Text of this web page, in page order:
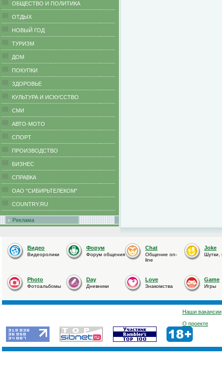
ОБЩЕСТВО И ПОЛИТИКА
ОТДЫХ
НОВЫЙ ГОД
ТУРИЗМ
ДОМ
ПОКУПКИ
ЗДОРОВЬЕ
КУЛЬТУРА И ИСКУССТВО
СМИ
АВТО-МОТО
СПОРТ
ПРОИЗВОДСТВО
БИЗНЕС
CПРАВКА
ОАО "СИБИРЬТЕЛЕКОМ"
COUNTRY.RU
Реклама
Видео
Видеоролики
Форум
Форум общения
Chat
Общение on-
line
Joke
Шутки,
Photo
Фотоальбомы
Day
Дневники
Love
Знакомства
Game
Игры
Наши вакансии
О проекте